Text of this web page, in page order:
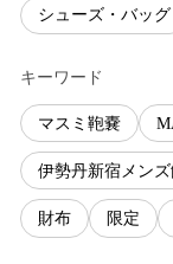
シューズ・バッグ
キーワード
マスミ鞄嚢
伊勢丹新宿メン
財布 限定